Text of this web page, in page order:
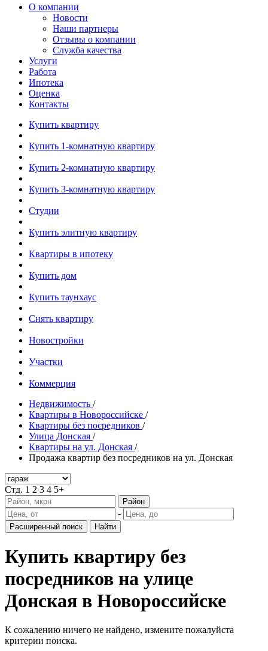
О компании
Новости
Наши партнеры
Отзывы о компании
Служба качества
Услуги
Работа
Ипотека
Оценка
Контакты
Купить квартиру
Купить 1-комнатную квартиру
Купить 2-комнатную квартиру
Купить 3-комнатную квартиру
Студии
Купить элитную квартиру
Квартиры в ипотеку
Купить дом
Купить таунхаус
Снять квартиру
Новостройки
Участки
Коммерция
Недвижимость /
Квартиры в Новороссийске /
Квартиры без посредников /
Улица Донская /
Квартиры на ул. Донская /
Продажа квартир без посредников на ул. Донская
Стд. 1 2 3 4 5+
Район
-
Расширенный поиск Найти
Купить квартиру без
посредников на улице
Донская в Новороссийске
К сожалению ничего не найдено, измените пожалуйста
критерии поиска.